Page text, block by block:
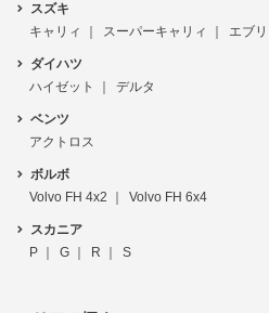
スズキ
キャリィ
スーパーキャリィ エブリ
ダイハツ
ハイゼット
デルタ
ベンツ
アクトロス
ボルボ
Volvo FH 4x2
Volvo FH 6x4
スカニア
P
G R S